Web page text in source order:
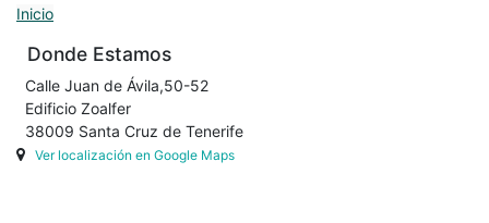
Inicio
Donde Estamos
Calle Juan de Ávila,50-52
Edificio Zoalfer
38009 Santa Cruz de Tenerife
Ver localización en Google Maps